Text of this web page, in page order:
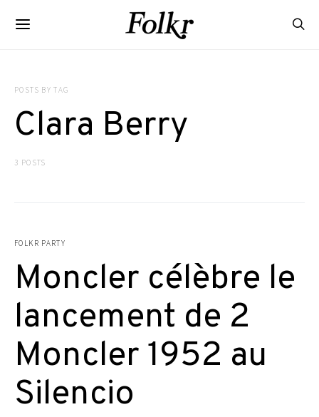
POSTS BY TAG
Clara Berry
3 POSTS
FOLKR PARTY
Moncler célèbre le
lancement de 2
Moncler 1952 au
Silencio